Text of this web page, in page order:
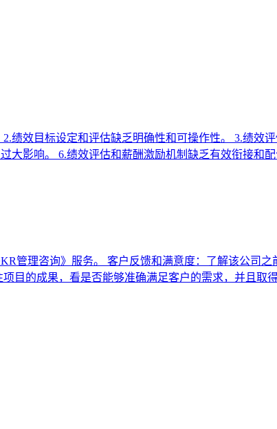
绩效目标设定和评估缺乏明确性和可操作性。 3.绩效
影响。 6.绩效评估和薪酬激励机制缺乏有效衔接和
管理咨询》服务。 客户反馈和满意度：了解该公司之
目的成果，看是否能够准确满足客户的需求，并且取